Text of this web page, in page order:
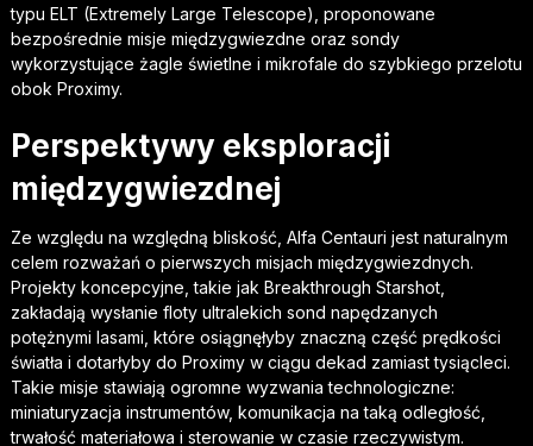
typu ELT (Extremely Large Telescope), proponowane
bezpośrednie misje międzygwiezdne oraz sondy
wykorzystujące żagle świetlne i mikrofale do szybkiego przelotu
obok Proximy.
Perspektywy eksploracji
międzygwiezdnej
Ze względu na względną bliskość, Alfa Centauri jest naturalnym
celem rozważań o pierwszych misjach międzygwiezdnych.
Projekty koncepcyjne, takie jak Breakthrough Starshot,
zakładają wysłanie floty ultralekich sond napędzanych
potężnymi lasami, które osiągnęłyby znaczną część prędkości
światła i dotarłyby do Proximy w ciągu dekad zamiast tysiącleci.
Takie misje stawiają ogromne wyzwania technologiczne:
miniaturyzacja instrumentów, komunikacja na taką odległość,
trwałość materiałowa i sterowanie w czasie rzeczywistym.